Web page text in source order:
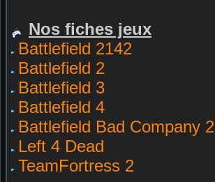
Nos fiches jeux
Battlefield 2142
Battlefield 2
Battlefield 3
Battlefield 4
Battlefield Bad Company 2
Left 4 Dead
TeamFortress 2